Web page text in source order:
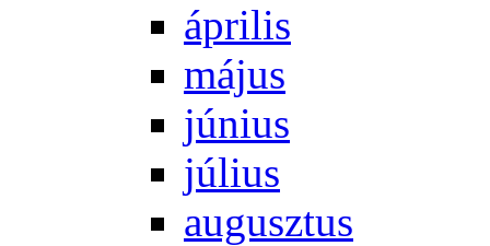
áp­ri­lis
má­jus
jú­ni­us
jú­li­us
au­gusz­tus